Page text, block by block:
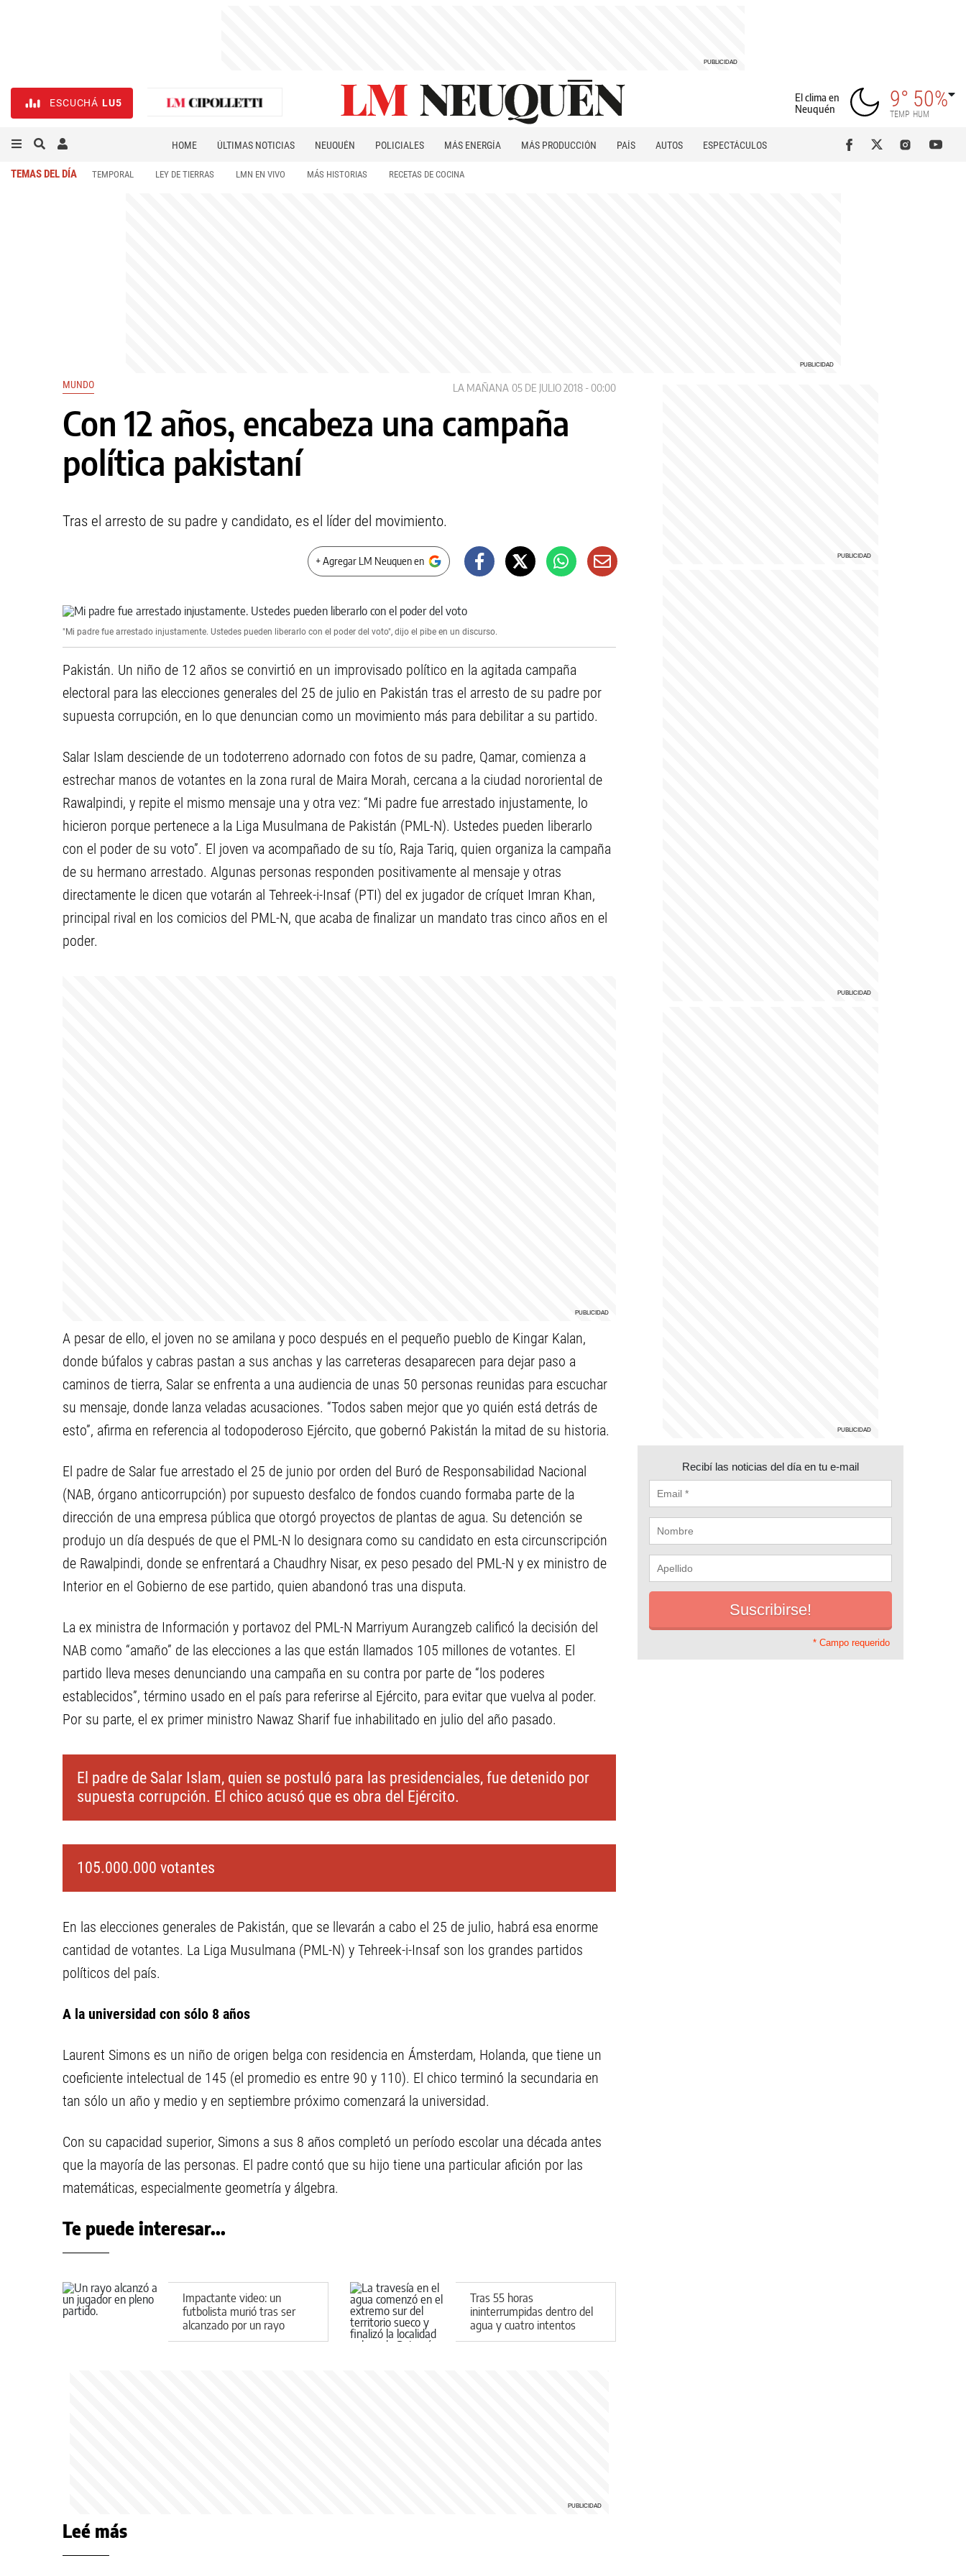
ESCUCHÁ LU5
El clima en
Neuquén
9°
TEMP
50%
HUM
HOME ÚLTIMAS NOTICIAS NEUQUÉN POLICIALES MÁS ENERGÍA MÁS PRODUCCIÓN PAÍS AUTOS
ESPECTÁCULOS
TEMAS DEL DÍA TEMPORAL LEY DE TIERRAS LMN EN VIVO MÁS HISTORIAS RECETAS DE COCINA
MUNDO LA MAÑANA 05 DE JULIO 2018 - 00:00
Con 12 años, encabeza una campaña
política pakistaní
Tras el arresto de su padre y candidato, es el líder del movimiento.
+ Agregar LM Neuquen en
"Mi padre fue arrestado injustamente. Ustedes pueden liberarlo con el poder del voto", dijo el pibe en un discurso.
Pakistán. Un niño de 12 años se convirtió en un improvisado político en la agitada campaña
electoral para las elecciones generales del 25 de julio en Pakistán tras el arresto de su padre por
supuesta corrupción, en lo que denuncian como un movimiento más para debilitar a su partido.
Salar Islam desciende de un todoterreno adornado con fotos de su padre, Qamar, comienza a
estrechar manos de votantes en la zona rural de Maira Morah, cercana a la ciudad nororiental de
Rawalpindi, y repite el mismo mensaje una y otra vez: “Mi padre fue arrestado injustamente, lo
hicieron porque pertenece a la Liga Musulmana de Pakistán (PML-N). Ustedes pueden liberarlo
con el poder de su voto”. El joven va acompañado de su tío, Raja Tariq, quien organiza la campaña
de su hermano arrestado. Algunas personas responden positivamente al mensaje y otras
directamente le dicen que votarán al Tehreek-i-Insaf (PTI) del ex jugador de críquet Imran Khan,
principal rival en los comicios del PML-N, que acaba de finalizar un mandato tras cinco años en el
poder.
A pesar de ello, el joven no se amilana y poco después en el pequeño pueblo de Kingar Kalan,
donde búfalos y cabras pastan a sus anchas y las carreteras desaparecen para dejar paso a
caminos de tierra, Salar se enfrenta a una audiencia de unas 50 personas reunidas para escuchar
su mensaje, donde lanza veladas acusaciones. “Todos saben mejor que yo quién está detrás de
esto”, afirma en referencia al todopoderoso Ejército, que gobernó Pakistán la mitad de su historia.
El padre de Salar fue arrestado el 25 de junio por orden del Buró de Responsabilidad Nacional
(NAB, órgano anticorrupción) por supuesto desfalco de fondos cuando formaba parte de la
dirección de una empresa pública que otorgó proyectos de plantas de agua. Su detención se
produjo un día después de que el PML-N lo designara como su candidato en esta circunscripción
de Rawalpindi, donde se enfrentará a Chaudhry Nisar, ex peso pesado del PML-N y ex ministro de
Interior en el Gobierno de ese partido, quien abandonó tras una disputa.
La ex ministra de Información y portavoz del PML-N Marriyum Aurangzeb calificó la decisión del
NAB como “amaño” de las elecciones a las que están llamados 105 millones de votantes. El
partido lleva meses denunciando una campaña en su contra por parte de “los poderes
establecidos”, término usado en el país para referirse al Ejército, para evitar que vuelva al poder.
Por su parte, el ex primer ministro Nawaz Sharif fue inhabilitado en julio del año pasado.
El padre de Salar Islam, quien se postuló para las presidenciales, fue detenido por
supuesta corrupción. El chico acusó que es obra del Ejército.
105.000.000 votantes
En las elecciones generales de Pakistán, que se llevarán a cabo el 25 de julio, habrá esa enorme
cantidad de votantes. La Liga Musulmana (PML-N) y Tehreek-i-Insaf son los grandes partidos
políticos del país.
A la universidad con sólo 8 años
Laurent Simons es un niño de origen belga con residencia en Ámsterdam, Holanda, que tiene un
coeficiente intelectual de 145 (el promedio es entre 90 y 110). El chico terminó la secundaria en
tan sólo un año y medio y en septiembre próximo comenzará la universidad.
Con su capacidad superior, Simons a sus 8 años completó un período escolar una década antes
que la mayoría de las personas. El padre contó que su hijo tiene una particular afición por las
matemáticas, especialmente geometría y álgebra.
Te puede interesar...
Impactante video: un
futbolista murió tras ser
alcanzado por un rayo
mientras jugaban un
Tras 55 horas
ininterrumpidas dentro del
agua y cuatro intentos
fallidos, cruzó el mar Báltico
Recibí las noticias del día en tu e-mail
* Campo requerido
Leé más